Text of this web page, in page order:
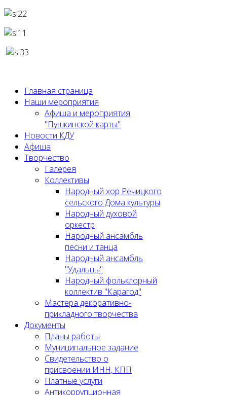
Главная страница
Наши мероприятия
Афиша и мероприятия
"Пушкинской карты"
Новости КДУ
Афиша
Творчество
Галерея
Коллективы
Народный хор Речицкого
сельского Дома культуры
Народный духовой
оркестр
Народный ансамбль
песни и танца
Народный ансамбль
"Удальцы"
Народный фольклорный
коллектив "Карагод"
Мастера декоративно-
прикладного творчества
Документы
Планы работы
Муниципальное задание
Cвидетельство о
присвоении ИНН, КПП
Платные услуги
Антикоррупционная